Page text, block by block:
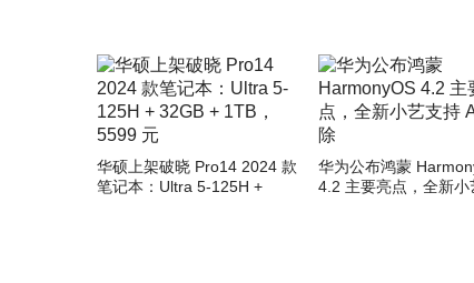
华硕上架破晓 Pro14 2024 款
笔记本：Ultra 5-125H +
华为公布鸿蒙
4.2 主要亮点，全新小